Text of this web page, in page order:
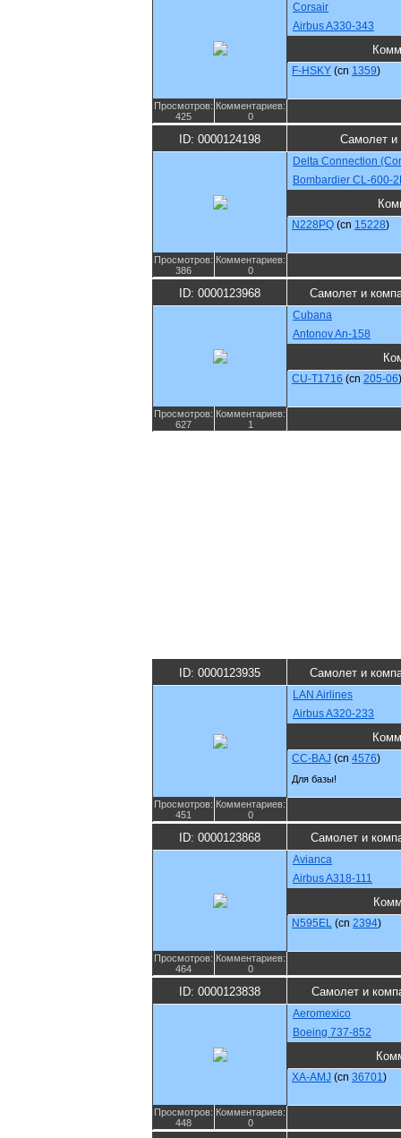
Corsair
Airbus A330-343
F-HSKY (cn 1359)
Просмотров:
425
Комментариев:
0
ID: 0000124198 Самолет и
Delta Connection
Bombardier CL-600-
N228PQ (cn 15228)
Просмотров:
386
Комментариев:
0
ID: 0000123968 Самолет и
Cubana
Antonov An-158
CU-T1716 (cn 205-06)
Просмотров:
627
Комментариев:
1
ID: 0000123935 Самолет и
LAN Airlines
Airbus A320-233
CC-BAJ (cn 4576)
Для базы!
Просмотров:
451
Комментариев:
0
ID: 0000123868 Самолет и
Avianca
Airbus A318-111
N595EL (cn 2394)
Просмотров:
464
Комментариев:
0
ID: 0000123838 Самолет и
Aeromexico
Boeing 737-852
XA-AMJ (cn 36701)
Просмотров:
448
Комментариев:
0